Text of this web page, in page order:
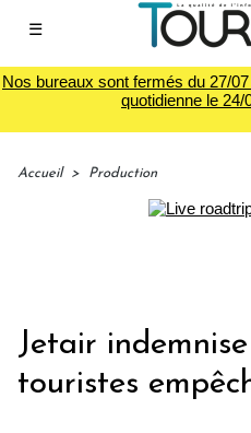
☰
Nos bureaux sont fermés du 27/
quotidienne le 24/
Accueil > Production
Jetair
touristes